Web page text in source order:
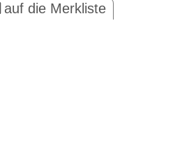
auf die Merkliste